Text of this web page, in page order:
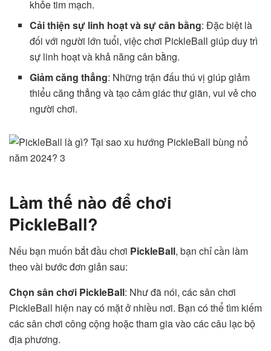
khỏe tim mạch.
Cải thiện sự linh hoạt và sự cân bằng: Đặc biệt là
đối với người lớn tuổi, việc chơi PickleBall giúp duy trì
sự linh hoạt và khả năng cân bằng.
Giảm căng thẳng: Những trận đấu thú vị giúp giảm
thiểu căng thẳng và tạo cảm giác thư giãn, vui vẻ cho
người chơi.
Làm thế nào để chơi
PickleBall?
Nếu bạn muốn bắt đầu chơi PickleBall, bạn chỉ cần làm
theo vài bước đơn giản sau:
Chọn sân chơi PickleBall: Như đã nói, các sân chơi
PickleBall hiện nay có mặt ở nhiều nơi. Bạn có thể tìm kiếm
các sân chơi công cộng hoặc tham gia vào các câu lạc bộ
địa phương.